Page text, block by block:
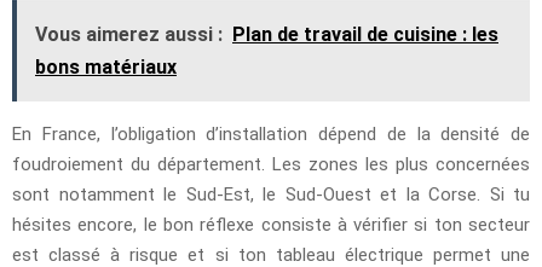
Vous aimerez aussi : Plan de travail de cuisine : les
bons matériaux
En France, l’obligation d’installation dépend de la densité de
foudroiement du département. Les zones les plus concernées
sont notamment le Sud-Est, le Sud-Ouest et la Corse. Si tu
hésites encore, le bon réflexe consiste à vérifier si ton secteur
est classé à risque et si ton tableau électrique permet une